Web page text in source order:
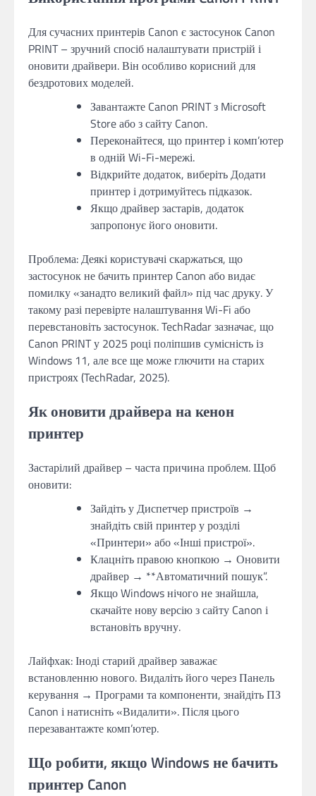
Для сучасних принтерів Canon є застосунок Canon
PRINT – зручний спосіб налаштувати пристрій і
оновити драйвери. Він особливо корисний для
бездротових моделей.
Завантажте Canon PRINT з Microsoft
Store або з сайту Canon.
Переконайтеся, що принтер і комп’ютер
в одній Wi-Fi-мережі.
Відкрийте додаток, виберіть Додати
принтер і дотримуйтесь підказок.
Якщо драйвер застарів, додаток
запропонує його оновити.
Проблема: Деякі користувачі скаржаться, що
застосунок не бачить принтер Canon або видає
помилку «занадто великий файл» під час друку. У
такому разі перевірте налаштування Wi-Fi або
перевстановіть застосунок. TechRadar зазначає, що
Canon PRINT у 2025 році поліпшив сумісність із
Windows 11, але все ще може глючити на старих
пристроях (TechRadar, 2025).
Як оновити драйвера на кенон
принтер
Застарілий драйвер – часта причина проблем. Щоб
оновити:
Зайдіть у Диспетчер пристроїв →
знайдіть свій принтер у розділі
«Принтери» або «Інші пристрої».
Клацніть правою кнопкою → Оновити
драйвер → **Автоматичний пошук”.
Якщо Windows нічого не знайшла,
скачайте нову версію з сайту Canon і
встановіть вручну.
Лайфхак: Іноді старий драйвер заважає
встановленню нового. Видаліть його через Панель
керування → Програми та компоненти, знайдіть ПЗ
Canon і натисніть «Видалити». Після цього
перезавантажте комп’ютер.
Що робити, якщо Windows не бачить
принтер Canon